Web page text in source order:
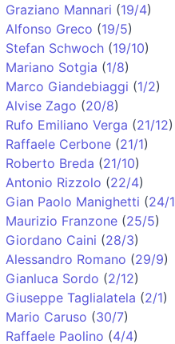
Graziano Mannari (19/4)
Alfonso Greco (19/5)
Stefan Schwoch (19/10)
Mariano Sotgia (1/8)
Marco Giandebiaggi (1/2)
Alvise Zago (20/8)
Rufo Emiliano Verga (21/12)
Raffaele Cerbone (21/1)
Roberto Breda (21/10)
Antonio Rizzolo (22/4)
Gian Paolo Manighetti (24/1
Maurizio Franzone (25/5)
Giordano Caini (28/3)
Alessandro Romano (29/9)
Gianluca Sordo (2/12)
Giuseppe Taglialatela (2/1)
Mario Caruso (30/7)
Raffaele Paolino (4/4)